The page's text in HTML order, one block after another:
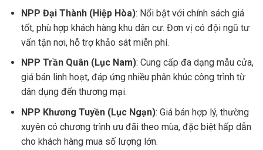
NPP Đại Thành (Hiệp Hòa): Nổi bật với chính sách giá
tốt, phù hợp khách hàng khu dân cư. Đơn vị có đội ngũ tư
vấn tận nơi, hỗ trợ khảo sát miễn phí.
NPP Trần Quân (Lục Nam): Cung cấp đa dạng mẫu cửa,
giá bán linh hoạt, đáp ứng nhiều phân khúc công trình từ
dân dụng đến thương mại.
NPP Khương Tuyền (Lục Ngạn): Giá bán hợp lý, thường
xuyên có chương trình ưu đãi theo mùa, đặc biệt hấp dẫn
cho khách hàng mua số lượng lớn.